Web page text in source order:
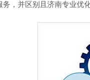
，并区别且济南专业优